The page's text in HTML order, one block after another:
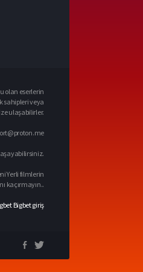
olan eserlerin
sahipleri veya
ulaşabilirler.
Yerli filmlerin
kaçırmayın..
Bigbet giriş